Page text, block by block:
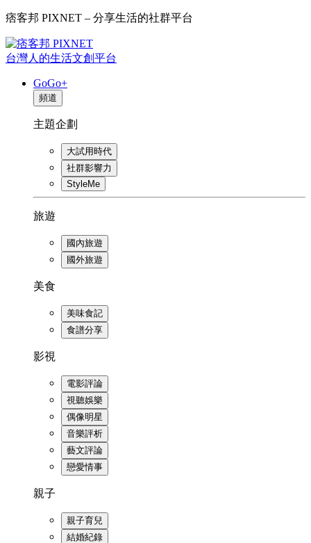
痞客邦 PIXNET – 分享生活的社群平台
台灣人的生活文創平台
GoGo+
頻道
主題企劃
大試用時代
社群影響力
StyleMe
旅遊
國內旅遊
國外旅遊
美食
美味食記
食譜分享
影視
電影評論
視聽娛樂
偶像明星
音樂評析
藝文評論
戀愛情事
親子
親子育兒
結婚紀錄